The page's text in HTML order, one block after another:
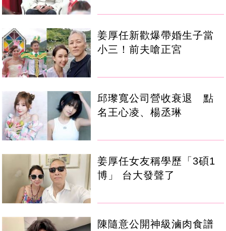
姜厚任新歡爆帶婚生子當
小三！前夫嗆正宮
邱瓈寬公司營收衰退 點
名王心凌、楊丞琳
姜厚任女友稱學歷「3碩1
博」 台大發聲了
陳隨意公開神級滷肉食譜